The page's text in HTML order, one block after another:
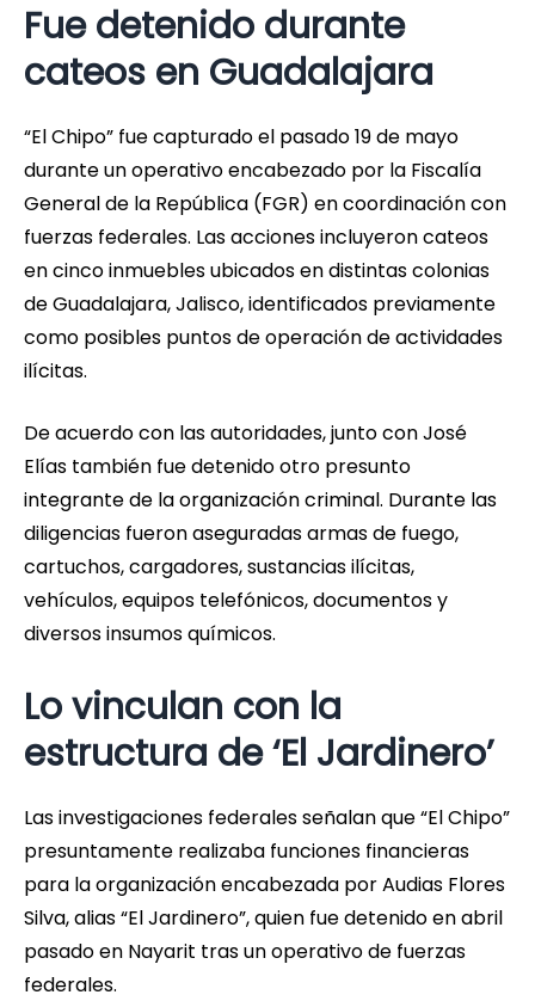
Fue detenido durante
cateos en Guadalajara
“El Chipo” fue capturado el pasado 19 de mayo
durante un operativo encabezado por la Fiscalía
General de la República (FGR) en coordinación con
fuerzas federales. Las acciones incluyeron cateos
en cinco inmuebles ubicados en distintas colonias
de Guadalajara, Jalisco, identificados previamente
como posibles puntos de operación de actividades
ilícitas.
De acuerdo con las autoridades, junto con José
Elías también fue detenido otro presunto
integrante de la organización criminal. Durante las
diligencias fueron aseguradas armas de fuego,
cartuchos, cargadores, sustancias ilícitas,
vehículos, equipos telefónicos, documentos y
diversos insumos químicos.
Lo vinculan con la
estructura de ‘El Jardinero’
Las investigaciones federales señalan que “El Chipo”
presuntamente realizaba funciones financieras
para la organización encabezada por Audias Flores
Silva, alias “El Jardinero”, quien fue detenido en abril
pasado en Nayarit tras un operativo de fuerzas
federales.